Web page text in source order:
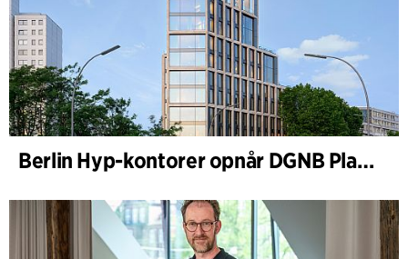
Berlin Hyp-kontorer opnår DGNB Platin og Diamant for klimavenlig arkitektur i høj kvalitet